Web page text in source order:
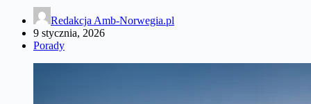
Redakcja Amb-Norwegia.pl
9 stycznia, 2026
Porady